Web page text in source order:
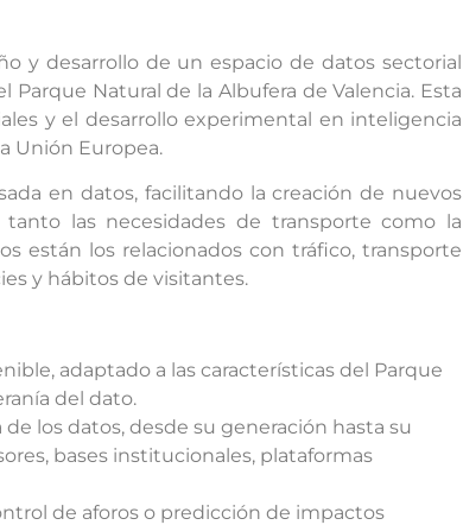
y desarrollo de un espacio de datos sectorial
Natural de la Albufera de Valencia. Esta
y el desarrollo experimental en inteligencia
Unión Europea.
en datos, facilitando la creación de nuevos
las necesidades de transporte como la
están los relacionados con tráfico, transporte
y hábitos de visitantes.
adaptado a las características del Parque
del dato.
los datos, desde su generación hasta su
bases institucionales, plataformas
de aforos o predicción de impactos